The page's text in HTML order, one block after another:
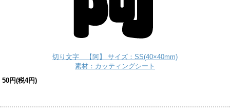
切り文字 【阿】 サイズ：SS(40×40mm)
素材：カッティングシート
50円(税4円)